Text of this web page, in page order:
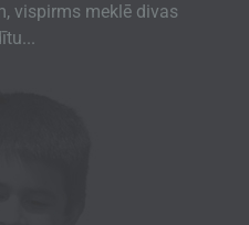
vispirms meklē divas